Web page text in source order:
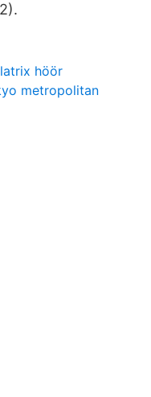
höör
metropolitan